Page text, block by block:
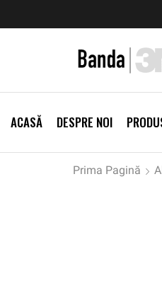
ACASĂ DESPRE NOI
Prima Pagină